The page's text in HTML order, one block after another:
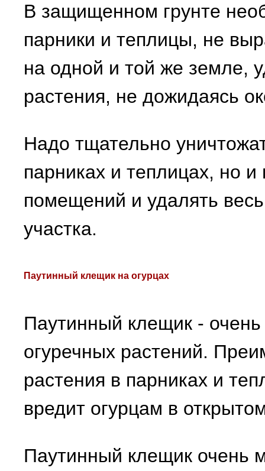
В защищенном грунте
парники и теплицы, не
на одной и той же земле,
растения, не дожидаясь
Надо тщательно
парниках и теплицах, но и
помещений и удалять
участка.
Паутинный клещик на огурцах
Паутинный клещик -
огуречных растений.
растения в парниках и
вредит огурцам в
Паутинный клещик очень